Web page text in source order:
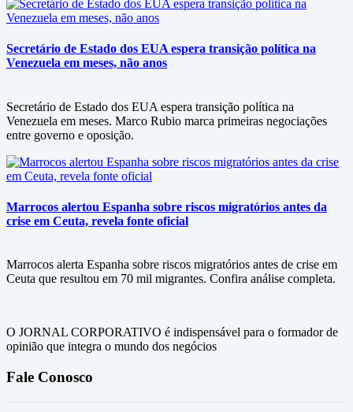
Secretário de Estado dos EUA espera transição política na
Venezuela em meses, não anos
Secretário de Estado dos EUA espera transição política na
Venezuela em meses. Marco Rubio marca primeiras negociações
entre governo e oposição.
Marrocos alertou Espanha sobre riscos migratórios antes da
crise em Ceuta, revela fonte oficial
Marrocos alerta Espanha sobre riscos migratórios antes de crise em
Ceuta que resultou em 70 mil migrantes. Confira análise completa.
O JORNAL CORPORATIVO é indispensável para o formador de
opinião que integra o mundo dos negócios
Fale Conosco